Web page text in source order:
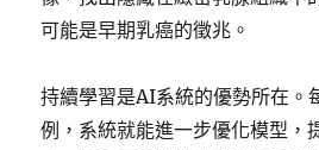
可能是早期乳癌的徵兆。
持續學習是AI系統的優勢所在。
例，系統就能進一步優化模型，